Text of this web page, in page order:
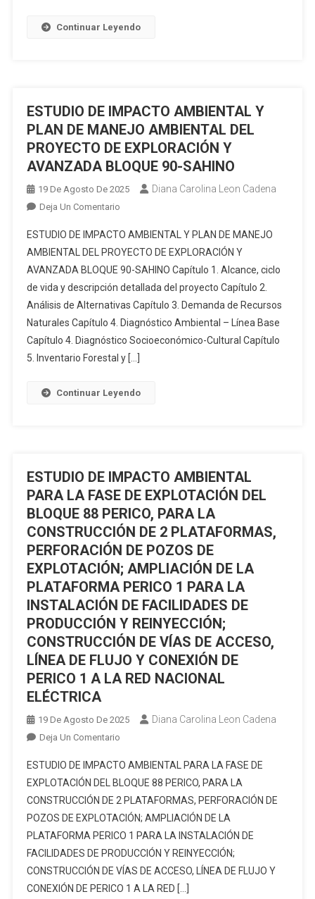
MANEJO
DE
PLANTA
DE
BENEFICIO
(CÓDIGO
390421).”
Continuar Leyendo
ESTUDIO DE IMPACTO AMBIENTAL Y
PLAN DE MANEJO AMBIENTAL DEL
PROYECTO DE EXPLORACIÓN Y
AVANZADA BLOQUE 90-SAHINO
19 De Agosto De 2025 Diana Carolina Leon Cadena
Deja Un ComentarioEn
DE
IMPACTO
AMBIENTAL
Y
PLAN
DE
MANEJO
AMBIENTAL
90-
SAHINO
ESTUDIO DE IMPACTO AMBIENTAL Y PLAN DE MANEJO
AMBIENTAL DEL PROYECTO DE EXPLORACIÓN Y
AVANZADA BLOQUE 90-SAHINO Capítulo 1. Alcance, ciclo
de vida y descripción detallada del proyecto Capítulo 2.
Análisis de Alternativas Capítulo 3. Demanda de Recursos
Naturales Capítulo 4. Diagnóstico Ambiental – Línea Base
Capítulo 4. Diagnóstico Socioeconómico-Cultural Capítulo
5. Inventario Forestal y […]
Continuar Leyendo
ESTUDIO DE IMPACTO AMBIENTAL
PARA LA FASE DE EXPLOTACIÓN DEL
BLOQUE 88 PERICO, PARA LA
CONSTRUCCIÓN DE 2 PLATAFORMAS,
PERFORACIÓN DE POZOS DE
EXPLOTACIÓN; AMPLIACIÓN DE LA
PLATAFORMA PERICO 1 PARA LA
INSTALACIÓN DE FACILIDADES DE
PRODUCCIÓN Y REINYECCIÓN;
CONSTRUCCIÓN DE VÍAS DE ACCESO,
LÍNEA DE FLUJO Y CONEXIÓN DE
PERICO 1 A LA RED NACIONAL
ELÉCTRICA
19 De Agosto De 2025 Diana Carolina Leon Cadena
Deja Un ComentarioEn
DE
IMPACTO
AMBIENTAL
PARA
LA
FASE
DE
EXPLOTACIÓN
ESTUDIO DE IMPACTO AMBIENTAL PARA LA FASE DE
EXPLOTACIÓN DEL BLOQUE 88 PERICO, PARA LA
CONSTRUCCIÓN DE 2 PLATAFORMAS, PERFORACIÓN DE
POZOS DE EXPLOTACIÓN; AMPLIACIÓN DE LA
PLATAFORMA PERICO 1 PARA LA INSTALACIÓN DE
FACILIDADES DE PRODUCCIÓN Y REINYECCIÓN;
CONSTRUCCIÓN DE VÍAS DE ACCESO, LÍNEA DE FLUJO Y
CONEXIÓN DE PERICO 1 A LA RED […]